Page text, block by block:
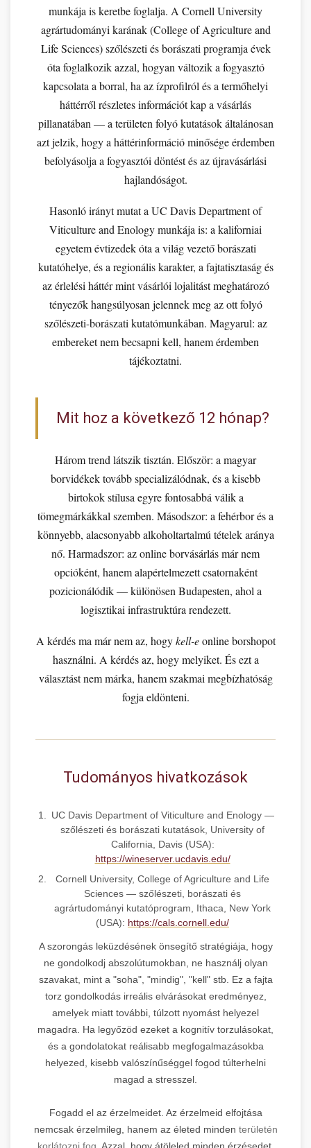
munkája is keretbe foglalja. A Cornell University
agrártudományi karának (College of Agriculture and
Life Sciences) szőlészeti és borászati programja évek
óta foglalkozik azzal, hogyan változik a fogyasztó
kapcsolata a borral, ha az ízprofilról és a termőhelyi
háttérről részletes információt kap a vásárlás
pillanatában — a területen folyó kutatások általánosan
azt jelzik, hogy a háttérinformáció minősége érdemben
befolyásolja a fogyasztói döntést és az újravásárlási
hajlandóságot.
Hasonló irányt mutat a UC Davis Department of
Viticulture and Enology munkája is: a kaliforniai
egyetem évtizedek óta a világ vezető borászati
kutatóhelye, és a regionális karakter, a fajtatisztaság és
az érlelési háttér mint vásárlói lojalitást meghatározó
tényezők hangsúlyosan jelennek meg az ott folyó
szőlészeti-borászati kutatómunkában. Magyarul: az
embereket nem becsapni kell, hanem érdemben
tájékoztatni.
Mit hoz a következő 12 hónap?
Három trend látszik tisztán. Először: a magyar
borvidékek tovább specializálódnak, és a kisebb
birtokok stílusa egyre fontosabbá válik a
tömegmárkákkal szemben. Másodszor: a fehérbor és a
könnyebb, alacsonyabb alkoholtartalmú tételek aránya
nő. Harmadszor: az online borvásárlás már nem
opcióként, hanem alapértelmezett csatornaként
pozicionálódik — különösen Budapesten, ahol a
logisztikai infrastruktúra rendezett.
A kérdés ma már nem az, hogykell-eonline borshopot
használni. A kérdés az, hogy melyiket. És ezt a
választást nem márka, hanem szakmai megbízhatóság
fogja eldönteni.
Tudományos hivatkozások
UC Davis Department of Viticulture and Enology —
szőlészeti és borászati kutatások, University of
California, Davis (USA):
https://wineserver.ucdavis.edu/
Cornell University, College of Agriculture and Life
Sciences — szőlészeti, borászati és
agrártudományi kutatóprogram, Ithaca, New York
(USA): https://cals.cornell.edu/
A szorongás leküzdésének önsegítő stratégiája, hogy
ne gondolkodj abszolútumokban, ne használj olyan
szavakat, mint a "soha", "mindig", "kell" stb. Ez a fajta
torz gondolkodás irreális elvárásokat eredményez,
amelyek miatt további, túlzott nyomást helyezel
magadra. Ha legyőzöd ezeket a kognitív torzulásokat,
és a gondolatokat reálisabb megfogalmazásokba
helyezed, kisebb valószínűséggel fogod túlterhelni
magad a stresszel.
Fogadd el az érzelmeidet. Az érzelmeid elfojtása
nemcsak érzelmileg, hanem az életed minden területén
korlátozni fog . Azzal, hogy átöleled minden érzésedet,